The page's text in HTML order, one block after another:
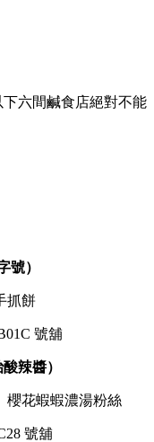
六間鹹食店絕對不能
號）
抓餅
號舖
辣醬）
櫻花蝦蝦濃湯粉絲
號舖